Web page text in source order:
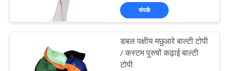
नियंत्रण
124
संपर्क
डबल पक्षीय मछुआरे बाल्टी टोपी
/ कस्टम पुरुषों कढ़ाई बाल्टी
टोपी